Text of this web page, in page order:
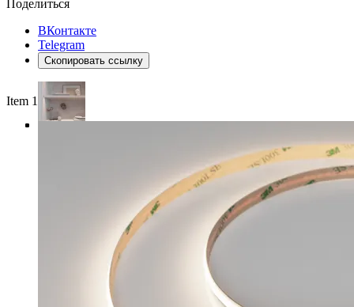
Поделиться
ВКонтакте
Telegram
Скопировать ссылку
Item 1 of 4